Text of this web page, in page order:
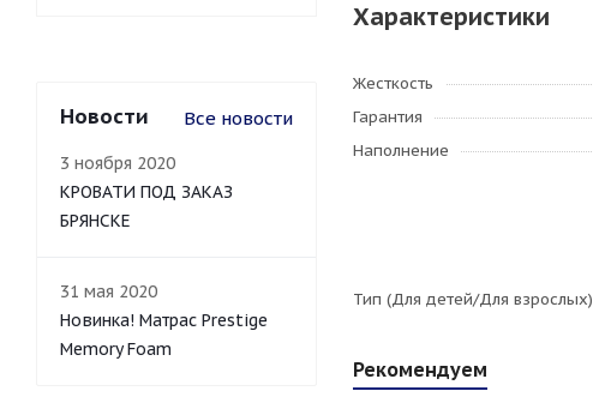
Характеристики
Жесткость
Гарантия
Наполнение
Тип (Для детей/Для взрослых)
Рекомендуем
Новости Все новости
3 ноября 2020
КРОВАТИ ПОД ЗАКАЗ
БРЯНСКЕ
31 мая 2020
Новинка! Матрас Prestige
Memory Foam